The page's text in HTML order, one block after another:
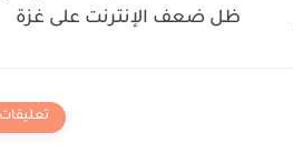
ظل ضعف الإنترنت على غزة